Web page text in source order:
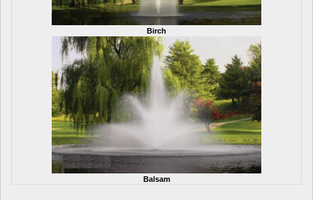
Birch
Balsam